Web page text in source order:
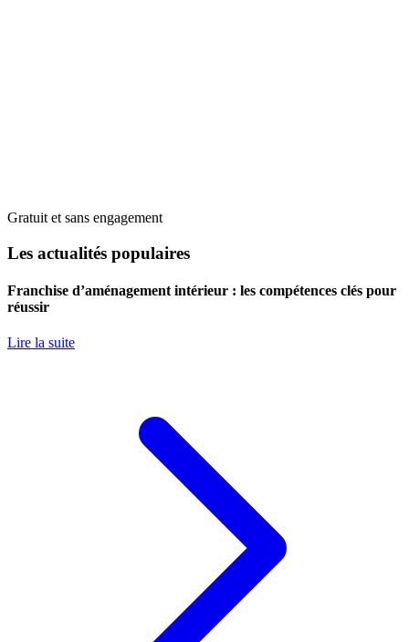
Gratuit et sans engagement
Les actualités populaires
Franchise d’aménagement intérieur : les compétences clés pour
réussir
Lire la suite